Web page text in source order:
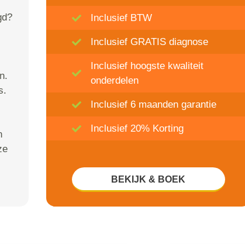
Inclusief BTW
Inclusief GRATIS diagnose
Inclusief hoogste kwaliteit
onderdelen
Inclusief 6 maanden garantie
Inclusief 20% Korting
BEKIJK & BOEK